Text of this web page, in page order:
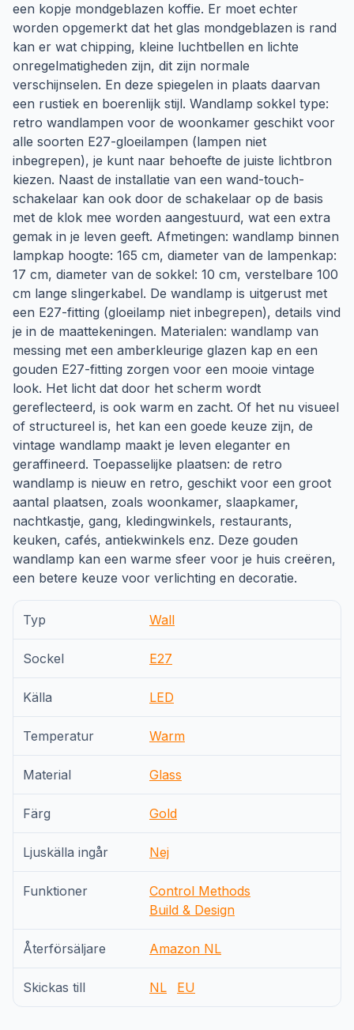
een kopje mondgeblazen koffie. Er moet echter
worden opgemerkt dat het glas mondgeblazen is rand
kan er wat chipping, kleine luchtbellen en lichte
onregelmatigheden zijn, dit zijn normale
verschijnselen. En deze spiegelen in plaats daarvan
een rustiek en boerenlijk stijl. Wandlamp sokkel type:
retro wandlampen voor de woonkamer geschikt voor
alle soorten E27-gloeilampen (lampen niet
inbegrepen), je kunt naar behoefte de juiste lichtbron
kiezen. Naast de installatie van een wand-touch-
schakelaar kan ook door de schakelaar op de basis
met de klok mee worden aangestuurd, wat een extra
gemak in je leven geeft. Afmetingen: wandlamp binnen
lampkap hoogte: 165 cm, diameter van de lampenkap:
17 cm, diameter van de sokkel: 10 cm, verstelbare 100
cm lange slingerkabel. De wandlamp is uitgerust met
een E27-fitting (gloeilamp niet inbegrepen), details vind
je in de maattekeningen. Materialen: wandlamp van
messing met een amberkleurige glazen kap en een
gouden E27-fitting zorgen voor een mooie vintage
look. Het licht dat door het scherm wordt
gereflecteerd, is ook warm en zacht. Of het nu visueel
of structureel is, het kan een goede keuze zijn, de
vintage wandlamp maakt je leven eleganter en
geraffineerd. Toepasselijke plaatsen: de retro
wandlamp is nieuw en retro, geschikt voor een groot
aantal plaatsen, zoals woonkamer, slaapkamer,
nachtkastje, gang, kledingwinkels, restaurants,
keuken, cafés, antiekwinkels enz. Deze gouden
wandlamp kan een warme sfeer voor je huis creëren,
een betere keuze voor verlichting en decoratie.
Typ Wall
Sockel E27
Källa LED
Temperatur Warm
Material Glass
Färg Gold
Ljuskälla ingår Nej
Funktioner
Control Methods
Build & Design
Återförsäljare Amazon NL
Skickas till NL EU